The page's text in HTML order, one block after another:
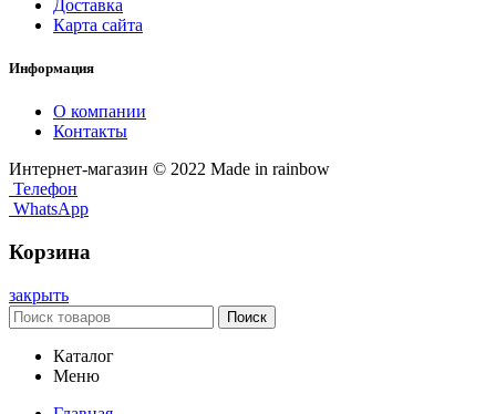
Доставка
Карта сайта
Информация
О компании
Контакты
Интернет-магазин © 2022 Made in rainbow
Телефон
WhatsApp
Корзина
закрыть
Поиск
Каталог
Меню